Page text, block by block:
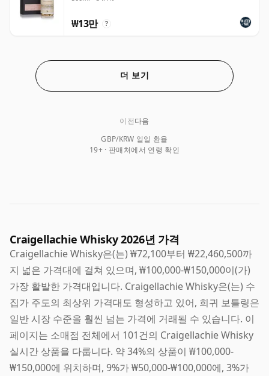
₩13만 ?
더 보기
GBP/KRW 일일 환율
19+ · 판매처에서 연령 확인
이전다음
Craigellachie Whisky 2026년 가격
Craigellachie Whisky은(는) ₩72,100부터 ₩22,460,500까
지 넓은 가격대에 걸쳐 있으며, ₩100,000-₩150,000이(가)
가장 활발한 가격대입니다. Craigellachie Whisky은(는) 수
집가 주도의 최상위 가격대도 형성하고 있어, 희귀 보틀링은
일반 시장 수준을 훨씬 넘는 가격에 거래될 수 있습니다. 이
페이지는 소매점 전체에서 101건의 Craigellachie Whisky
실시간 상품을 다룹니다. 약 34%의 상품이 ₩100,000-
₩150,000에 위치하며, 9%가 ₩50,000-₩100,000에, 3%가